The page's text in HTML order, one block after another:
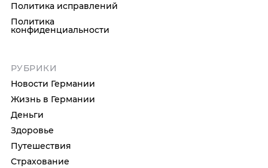
Политика исправлений
Политика
конфиденциальности
РУБРИКИ
Новости Германии
Жизнь в Германии
Деньги
Здоровье
Путешествия
Страхование